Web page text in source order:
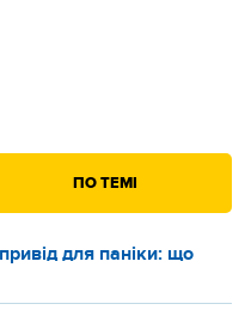
ПО ТЕМІ
для паніки: що